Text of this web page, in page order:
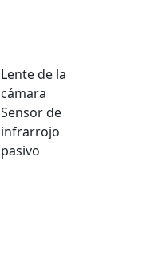
Lente de la
cámara
Sensor de
infrarrojo
pasivo